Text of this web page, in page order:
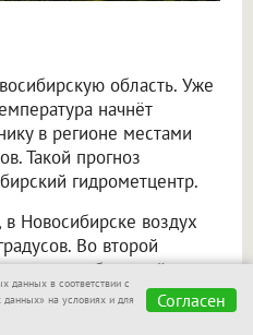
область. Уже
начнёт
в регионе местами
Такой прогноз
гидрометцентр.
в Новосибирске воздух
Во второй
небольшой
достигать 16 метров
данных в соответствии с
на условиях и для
Согласен